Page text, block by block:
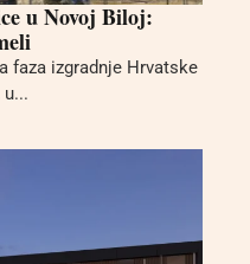
u Novoj Biloj:
faza izgradnje Hrvatske